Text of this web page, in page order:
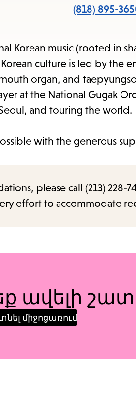
(818) 895-
Korean music (rooted in
culture is led by the
organ, and
at the National Gugak
and touring the world.
with the generous
please call (213) 228-
effort to accommodate
ավելի շատ
միջոցառում